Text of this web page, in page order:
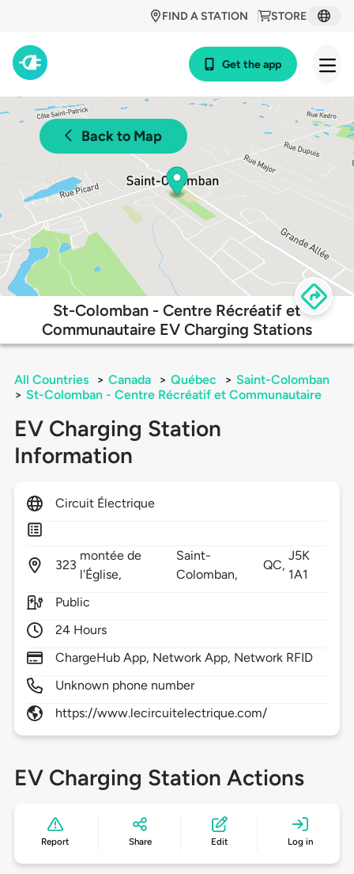
STORE
FIND A STATION
Get the app
Back to Map
St-Colomban - Centre Récréatif et
Communautaire EV Charging Stations
All Countries > Canada > Québec > Saint-Colomban
> St-Colomban - Centre Récréatif et Communautaire
EV Charging Station
Information
Circuit Électrique
323
montée de
l'Église,
Saint-
Colomban,
QC,
J5K
1A1
Public
24 Hours
ChargeHub App, Network App, Network RFID
Unknown phone number
https://www.lecircuitelectrique.com/
EV Charging Station Actions
Report Share Edit Log in